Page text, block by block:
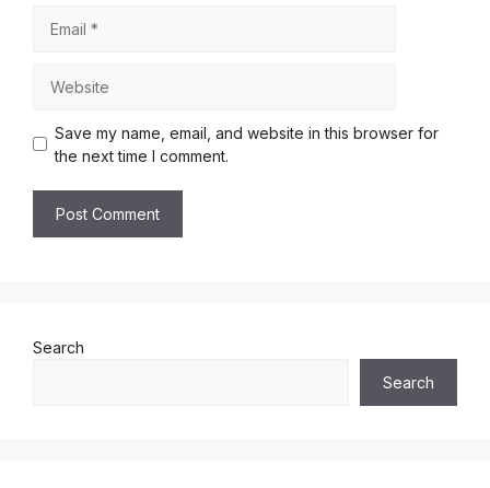
Save my name, email, and website in this browser for
the next time I comment.
Search
Search